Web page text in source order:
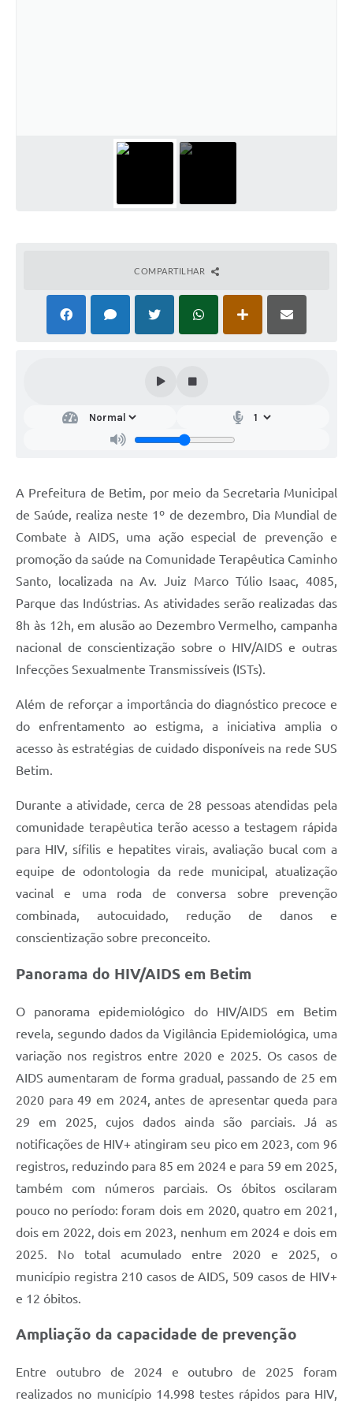
COMPARTILHAR
A Prefeitura de Betim, por meio da Secretaria Municipal
de Saúde, realiza neste 1º de dezembro, Dia Mundial de
Combate à AIDS, uma ação especial de prevenção e
promoção da saúde na Comunidade Terapêutica Caminho
Santo, localizada na Av. Juiz Marco Túlio Isaac, 4085,
Parque das Indústrias. As atividades serão realizadas das
8h às 12h, em alusão ao Dezembro Vermelho, campanha
nacional de conscientização sobre o HIV/AIDS e outras
Infecções Sexualmente Transmissíveis (ISTs).
Além de reforçar a importância do diagnóstico precoce e
do enfrentamento ao estigma, a iniciativa amplia o
acesso às estratégias de cuidado disponíveis na rede SUS
Betim.
Durante a atividade, cerca de 28 pessoas atendidas pela
comunidade terapêutica terão acesso a testagem rápida
para HIV, sífilis e hepatites virais, avaliação bucal com a
equipe de odontologia da rede municipal, atualização
vacinal e uma roda de conversa sobre prevenção
combinada, autocuidado, redução de danos e
conscientização sobre preconceito.
Panorama do HIV/AIDS em Betim
O panorama epidemiológico do HIV/AIDS em Betim
revela, segundo dados da Vigilância Epidemiológica, uma
variação nos registros entre 2020 e 2025. Os casos de
AIDS aumentaram de forma gradual, passando de 25 em
2020 para 49 em 2024, antes de apresentar queda para
29 em 2025, cujos dados ainda são parciais. Já as
notificações de HIV+ atingiram seu pico em 2023, com 96
registros, reduzindo para 85 em 2024 e para 59 em 2025,
também com números parciais. Os óbitos oscilaram
pouco no período: foram dois em 2020, quatro em 2021,
dois em 2022, dois em 2023, nenhum em 2024 e dois em
2025. No total acumulado entre 2020 e 2025, o
município registra 210 casos de AIDS, 509 casos de HIV+
e 12 óbitos.
Ampliação da capacidade de prevenção
Entre outubro de 2024 e outubro de 2025 foram
realizados no município 14.998 testes rápidos para HIV,